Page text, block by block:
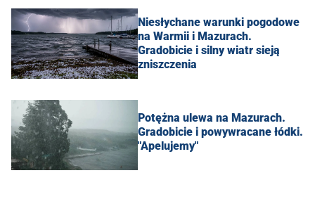
Niesłychane warunki pogodowe
na Warmii i Mazurach.
Gradobicie i silny wiatr sieją
zniszczenia
Potężna ulewa na Mazurach.
Gradobicie i powywracane łódki.
"Apelujemy"